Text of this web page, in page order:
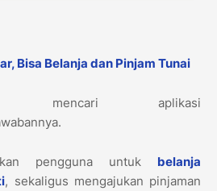
Bisa Belanja dan Pinjam Tunai
mencari aplikasi
pengguna untuk belanja
, sekaligus mengajukan pinjaman